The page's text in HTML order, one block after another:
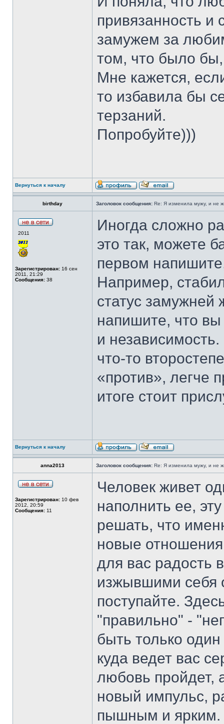
привязанность и
замужем за
том, что было
Мне кажется,
то избавила бы
терзаний.
Попробуйте)))
Вернуться к началу
birthday Заголовок сообщения: Re: Я изменила мужу, и не
2011
Зарегистрирован: 16 сен
2011, 21:29
Сообщения: 38
Иногда сложно
это так, можете
первом
Например,
статус
напишите, что
и
что-то
«против», легче
итоге стоит
Вернуться к началу
anna2013 Заголовок сообщения: Re: Я изменила мужу, и не
Зарегистрирован: 10 фев
2012, 20:59
Сообщения: 11
Человек живет
наполнить ее,
решать, что
новые
для вас радость
изжывшими себя
поступайте.
"правильно" -
быть только
куда ведет вас
любовь пройдет,
новый импульс,
пышным и ярким.